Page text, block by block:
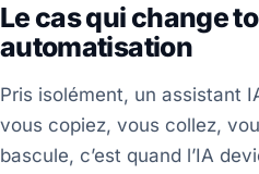
Le cas qui change
automatisation
Pris isolément, un assistant
vous copiez, vous collez,
bascule, c’est quand l’IA